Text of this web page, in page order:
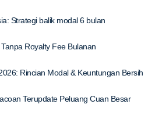
Strategi balik modal 6 bulan
Royalty Fee Bulanan
Rincian Modal & Keuntungan Bersih
Terupdate Peluang Cuan Besar